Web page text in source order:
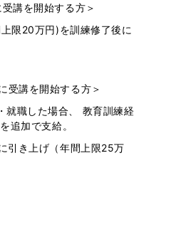
講を開始する方＞
限20万円)を訓練修了後に
受講を開始する方＞
就職した場合、 教育訓練経
追加で支給。
引き上げ（年間上限25万